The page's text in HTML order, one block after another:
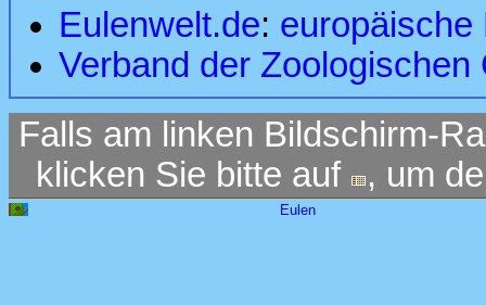
Eulenwelt.de: europäische
Verband der Zoologischen
Falls am linken Bildschirm-
klicken Sie bitte auf
, um
Eulen